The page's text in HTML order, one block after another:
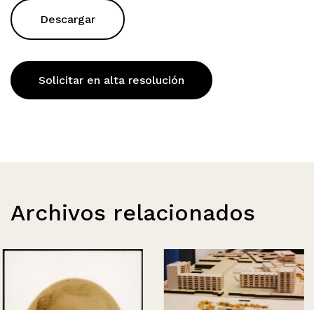
Descargar
Solicitar en alta resolución
Archivos relacionados